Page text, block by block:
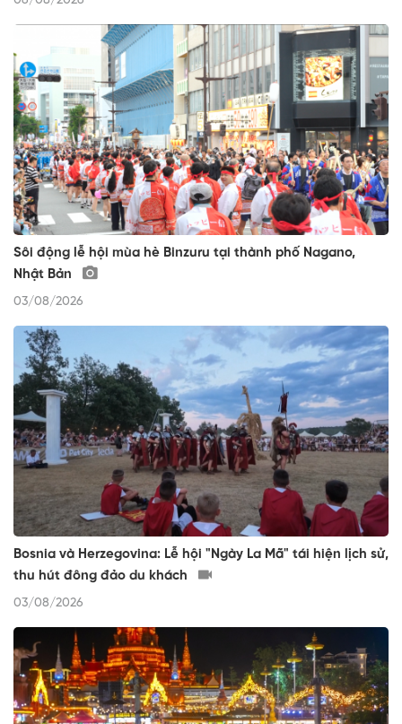
Sôi động lễ hội mùa hè Binzuru tại thành phố Nagano,
Nhật Bản
03/08/2026
Bosnia và Herzegovina: Lễ hội "Ngày La Mã" tái hiện lịch sử,
thu hút đông đảo du khách
03/08/2026